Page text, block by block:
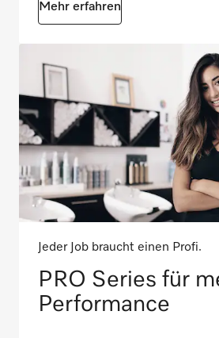
Mehr erfahren
Jeder Job braucht einen Profi.
PRO Series für
Performance